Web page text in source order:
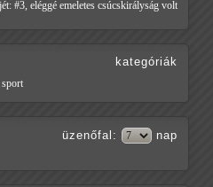
#3, eléggé emeletes csúcskirályság volt
kategóriák
sport
üzenőfal : nap